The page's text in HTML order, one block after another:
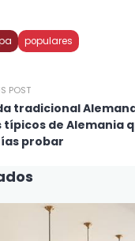
populares
POST
tradicional
típicos de Alemania
probar